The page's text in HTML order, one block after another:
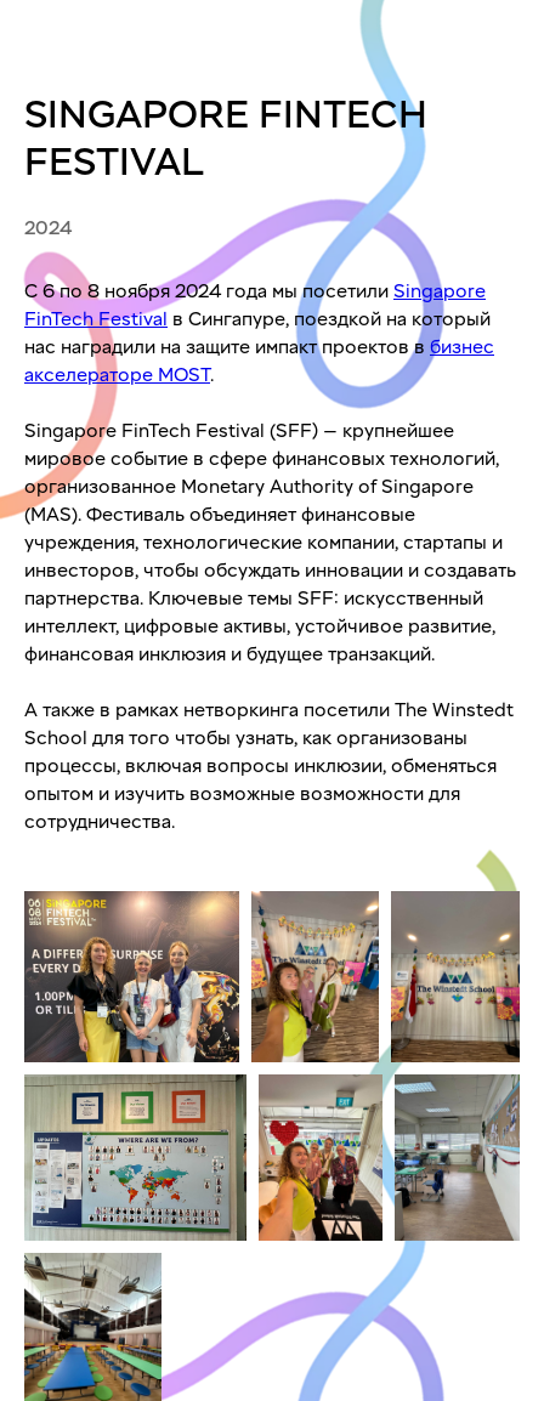
SINGAPORE FINTECH
FESTIVAL
2024
С 6 по 8 ноября 2024 года мы посетили Singapore
FinTech Festival в Сингапуре, поездкой на который
нас наградили на защите импакт проектов в бизнес
акселераторе MOST.
Singapore FinTech Festival (SFF) — крупнейшее
мировое событие в сфере финансовых технологий,
организованное Monetary Authority of Singapore
(MAS). Фестиваль объединяет финансовые
учреждения, технологические компании, стартапы и
инвесторов, чтобы обсуждать инновации и создавать
партнерства. Ключевые темы SFF: искусственный
интеллект, цифровые активы, устойчивое развитие,
финансовая инклюзия и будущее транзакций.
А также в рамках нетворкинга посетили The Winstedt
School для того чтобы узнать, как организованы
процессы, включая вопросы инклюзии, обменяться
опытом и изучить возможные возможности для
сотрудничества.